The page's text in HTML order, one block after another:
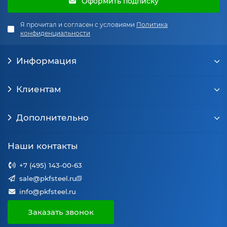
Я прочитал и согласен с условиями Политика
конфиденциальности
Информация
Клиентам
Дополнительно
Наши контакты
+7 (495) 143-00-63
sale@pkfsteel.ru
info@pkfsteel.ru
Заказать звонок